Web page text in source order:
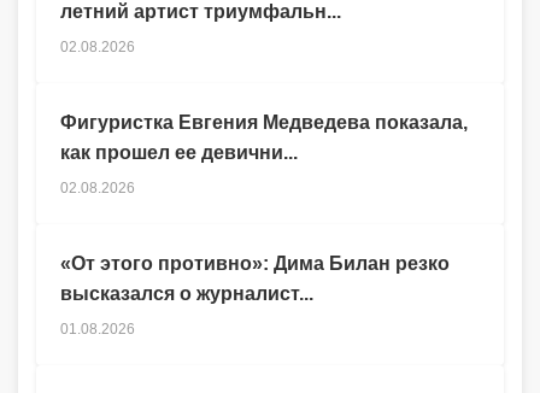
летний артист триумфальн...
02.08.2026
Фигуристка Евгения Медведева показала,
как прошел ее девични...
02.08.2026
«От этого противно»: Дима Билан резко
высказался о журналист...
01.08.2026